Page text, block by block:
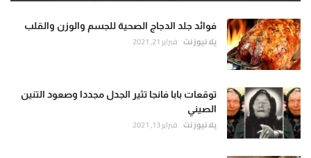
فوائد جلد الدجاج الصحية للجسم والوزن والقلب
يلا نيوز نت فبراير 21, 2021
توقعات بابا فانجا تثير الجدل مجددا وصعود التنين
الصيني
يلا نيوز نت فبراير 13, 2021